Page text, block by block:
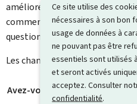
Ce site utilise des
nécessaires à son bon
usage de données à
ne pouvant pas être
essentiels sont utilisés
et seront activés
acceptez. Consulter
confidentialité.
améliorer. Vous ne recevrez pas
commentaire. Utilisez le
question particulière.
Les champs marqués d’une
Avez-vous trouvé ce que vous